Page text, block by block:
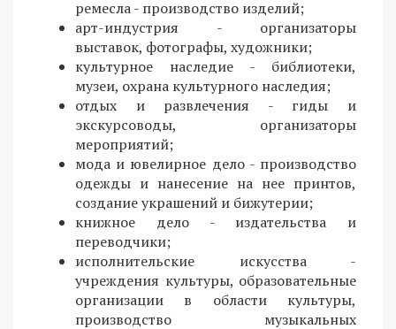
ремесла - производство изделий;
арт-индустрия - организаторы
выставок, фотографы, художники;
культурное наследие - библиотеки,
музеи, охрана культурного наследия;
отдых и развлечения - гиды и
экскурсоводы, организаторы
мероприятий;
мода и ювелирное дело - производство
одежды и нанесение на нее принтов,
создание украшений и бижутерии;
книжное дело - издательства и
переводчики;
исполнительские искусства -
учреждения культуры, образовательные
организации в области культуры,
производство музыкальных